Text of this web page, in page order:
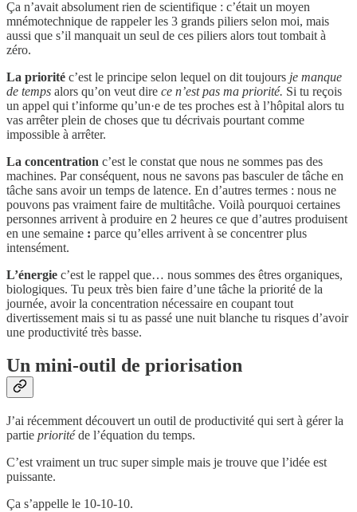
Ça n’avait absolument rien de scientifique : c’était un moyen
mnémotechnique de rappeler les 3 grands piliers selon moi, mais
aussi que s’il manquait un seul de ces piliers alors tout tombait à
zéro.
La priorité c’est le principe selon lequel on dit toujours je manque
de temps alors qu’on veut dire ce n’est pas ma priorité. Si tu reçois
un appel qui t’informe qu’un·e de tes proches est à l’hôpital alors tu
vas arrêter plein de choses que tu décrivais pourtant comme
impossible à arrêter.
La concentration c’est le constat que nous ne sommes pas des
machines. Par conséquent, nous ne savons pas basculer de tâche en
tâche sans avoir un temps de latence. En d’autres termes : nous ne
pouvons pas vraiment faire de multitâche. Voilà pourquoi certaines
personnes arrivent à produire en 2 heures ce que d’autres produisent
en une semaine : parce qu’elles arrivent à se concentrer plus
intensément.
L’énergie c’est le rappel que… nous sommes des êtres organiques,
biologiques. Tu peux très bien faire d’une tâche la priorité de la
journée, avoir la concentration nécessaire en coupant tout
divertissement mais si tu as passé une nuit blanche tu risques d’avoir
une productivité très basse.
Un mini-outil de priorisation
J’ai récemment découvert un outil de productivité qui sert à gérer la
partie prioritéde l’équation du temps.
C’est vraiment un truc super simple mais je trouve que l’idée est
puissante.
Ça s’appelle le 10-10-10.